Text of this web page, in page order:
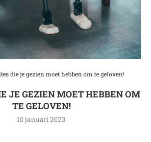
die je gezien moet hebben om te geloven!
JE GEZIEN MOET HEBBEN OM
TE GELOVEN!
10 januari 2023